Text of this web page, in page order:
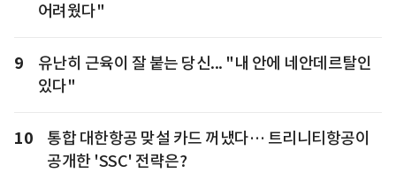
어려웠다"
9
유난히 근육이 잘 붙는 당신... "내 안에 네안데르탈인
있다"
10
통합 대한항공 맞설 카드 꺼냈다… 트리니티항공이
공개한 'SSC' 전략은?